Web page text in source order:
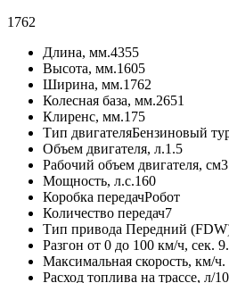
1762
Длина, мм.4355
Высота, мм.1605
Ширина, мм.1762
Колесная база, мм.2651
Клиренс, мм.175
Тип двигателяБензиновый
Объем двигателя, л.1.5
Рабочий объем двигателя,
Мощность, л.с.160
Коробка передачРобот
Количество передач7
Тип привода Передний
Разгон от 0 до 100 км/ч, сек.
Максимальная скорость, км/ч.
Расход топлива на трассе, л/